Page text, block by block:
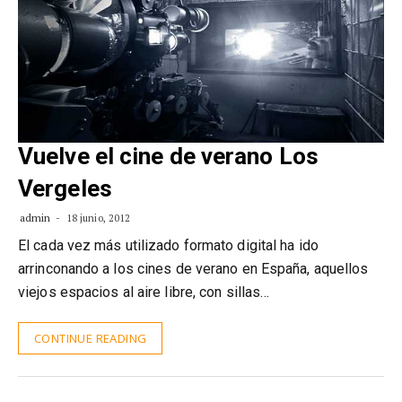
Vuelve el cine de verano Los
Vergeles
admin 18 junio, 2012
El cada vez más utilizado formato digital ha ido
arrinconando a los cines de verano en España, aquellos
viejos espacios al aire libre, con sillas…
CONTINUE READING